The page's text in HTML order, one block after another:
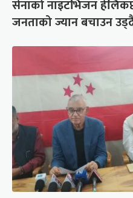
सेनाको नाइटभिजन
जनताको ज्यान बचाउन